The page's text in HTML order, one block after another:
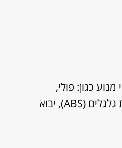
כגון: פולי,
שסתומים, צילינדרים, חיישן ראשי ועוד. שירותים נוספים שאנו מספקים: תיקון מערכת למניעת נעילת גלגלים (ABS), יבוא